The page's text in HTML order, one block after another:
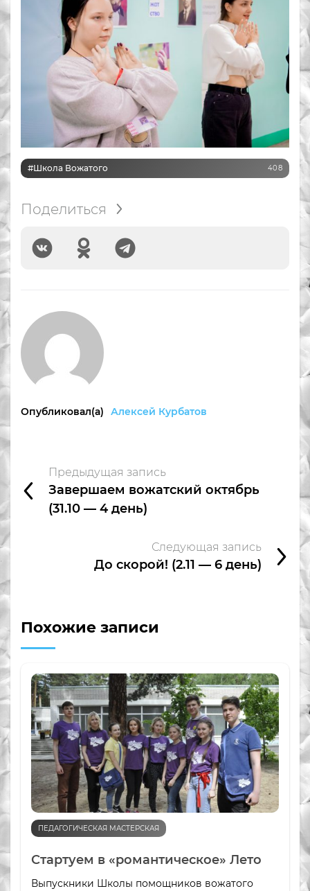
#Школа Вожатого 408
Поделиться
Опубликовал(а) Алексей Курбатов
Предыдущая запись
Завершаем вожатский октябрь
(31.10 — 4 день)
Следующая запись
До скорой! (2.11 — 6 день)
Похожие записи
ПЕДАГОГИЧЕСКАЯ МАСТЕРСКАЯ
Стартуем в «романтическое» Лето
Выпускники Школы помощников вожатого